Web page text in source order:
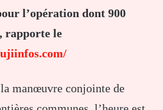
l’opération dont 900
rapporte le
manœuvre conjointe de